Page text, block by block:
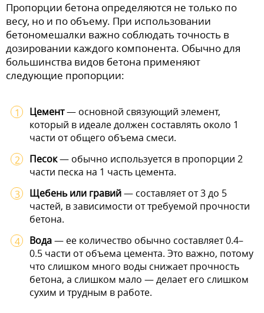
Пропорции бетона определяются не только по
весу, но и по объему. При использовании
бетономешалки важно соблюдать точность в
дозировании каждого компонента. Обычно для
большинства видов бетона применяют
следующие пропорции:
Цемент— основной связующий элемент,
который в идеале должен составлять около 1
части от общего объема смеси.
Песок— обычно используется в пропорции 2
части песка на 1 часть цемента.
Щебень или гравий— составляет от 3 до 5
частей, в зависимости от требуемой прочности
бетона.
Вода— ее количество обычно составляет 0.4–
0.5 части от объема цемента. Это важно, потому
что слишком много воды снижает прочность
бетона, а слишком мало — делает его слишком
сухим и трудным в работе.